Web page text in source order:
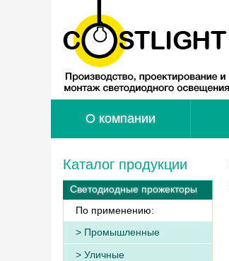
О компании
Каталог продукции
Светодиодные прожекторы
По применению:
Промышленные
Уличные